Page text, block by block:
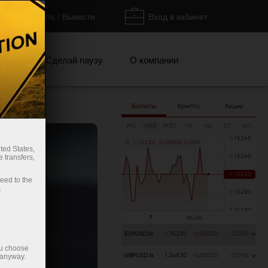
Пополнить / Вывести Вход в кабинет
Сделай паузу О компании
Валюты Крипто Акции
M5 H4
C 5 2 2 0 0 0 0 0 0 0 0 0 0 %
EURUSD.fx 1.15220 -0.00030 -0.03%
GBPUSD.fx 1.34530 -0.00020 -0.01%
States,
transfers,
to the
choose